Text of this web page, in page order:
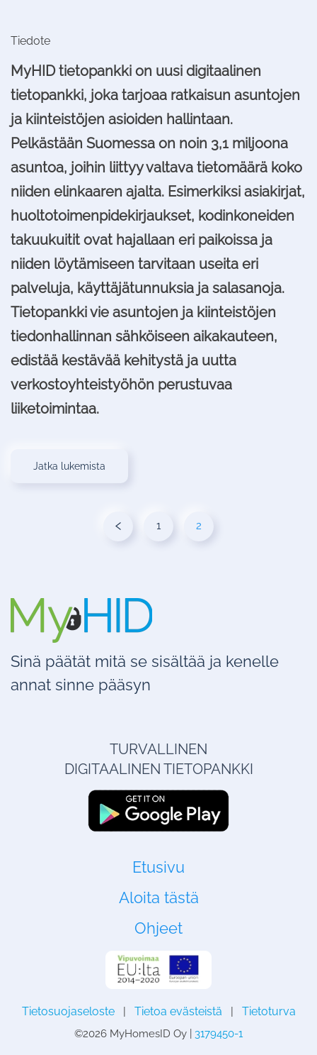
Tiedote
MyHID tietopankki on uusi digitaalinen
tietopankki, joka tarjoaa ratkaisun asuntojen
ja kiinteistöjen asioiden hallintaan.
Pelkästään Suomessa on noin 3,1 miljoona
asuntoa, joihin liittyy valtava tietomäärä koko
niiden elinkaaren ajalta. Esimerkiksi asiakirjat,
huoltotoimenpidekirjaukset, kodinkoneiden
takuukuitit ovat hajallaan eri paikoissa ja
niiden löytämiseen tarvitaan useita eri
palveluja, käyttäjätunnuksia ja salasanoja.
Tietopankki vie asuntojen ja kiinteistöjen
tiedonhallinnan sähköiseen aikakauteen,
edistää kestävää kehitystä ja uutta
verkostoyhteistyöhön perustuvaa
liiketoimintaa.
Jatka lukemista
1 2
Sinä päätät mitä se sisältää ja kenelle
annat sinne pääsyn
TURVALLINEN
DIGITAALINEN TIETOPANKKI
Etusivu
Aloita tästä
Ohjeet
Tietosuojaseloste| Tietoa evästeistä Tietoturva
©2026 MyHomesID Oy | 3179450-1